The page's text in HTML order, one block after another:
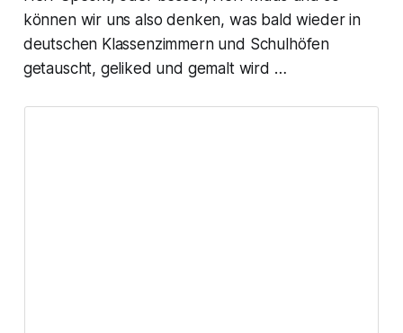
können wir uns also denken, was bald wieder in
deutschen Klassenzimmern und Schulhöfen
getauscht, geliked und gemalt wird …